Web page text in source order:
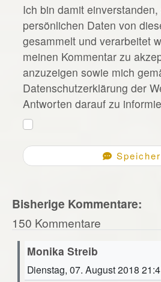
*
Ich bin damit
persönlichen Daten von
gesammelt und verarbeitet
meinen Kommentar zu
anzuzeigen sowie mich
Datenschutzerklärung der
Antworten darauf zu
Bisherige Kommentare:
150 Kommentare
Monika Streib
Dienstag, 07. August 2018